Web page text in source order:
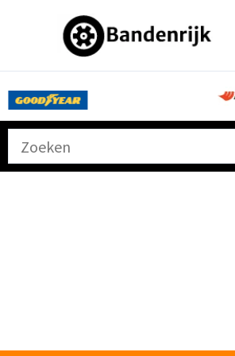
inhoud